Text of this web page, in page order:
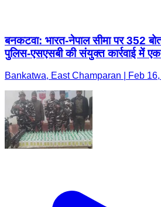
बनकटवा: भारत-नेपाल सीमा पर 352
पुलिस-एसएसबी की संयुक्त कार्रवाई में
Bankatwa, East Champaran | Feb